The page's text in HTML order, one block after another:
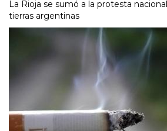
La Rioja se sumó a la protesta
tierras argentinas